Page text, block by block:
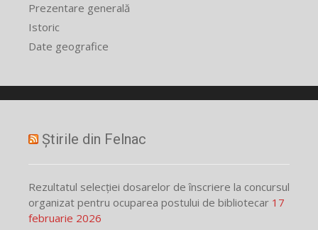
Prezentare generală
Istoric
Date geografice
Știrile din Felnac
Rezultatul selecției dosarelor de înscriere la concursul
organizat pentru ocuparea postului de bibliotecar 17
februarie 2026